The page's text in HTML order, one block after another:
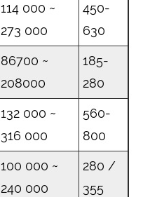
114 000 ~
273 000
450-
630
86700 ~
208000
185-
280
132 000 ~
316 000
560-
800
100 000 ~
240 000
280 /
355